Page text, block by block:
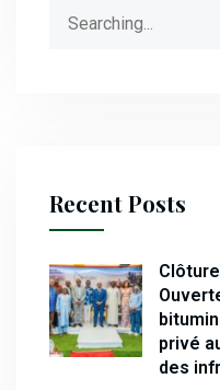
Recent Posts
privé
des